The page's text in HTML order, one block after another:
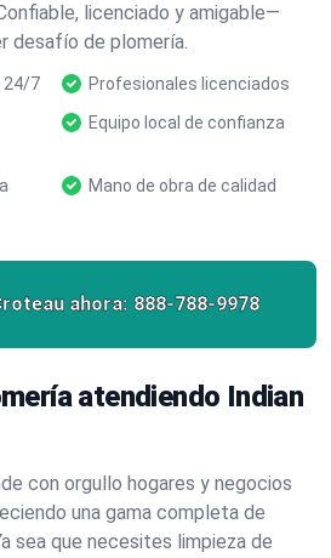
licenciado y amigable—
desafío de plomería.
24/7
Profesionales licenciados
Equipo local de confianza
Mano de obra de calidad
ahora: 888-788-9978
atendiendo Indian
con orgullo hogares y negocios
una gama completa de
sea que necesites limpieza de